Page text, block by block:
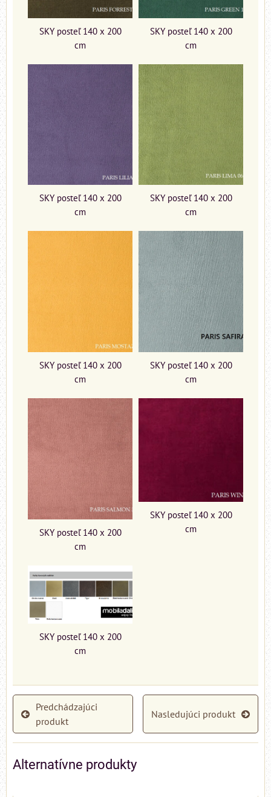
SKY posteľ 140 x 200
cm
SKY posteľ 140 x 200
cm
SKY posteľ 140 x 200
cm
SKY posteľ 140 x 200
cm
SKY posteľ 140 x 200
cm
SKY posteľ 140 x 200
cm
SKY posteľ 140 x 200
cm
SKY posteľ 140 x 200
cm
SKY posteľ 140 x 200
cm
Predchádzajúci
produkt
Nasledujúci produkt
Alternatívne produkty